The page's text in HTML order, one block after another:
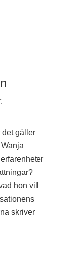
det gäller
hon vill
skriver